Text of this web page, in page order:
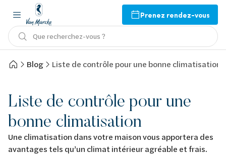
Prenez rendez-vous
Que recherchez-vous ?
Blog Liste de contrôle pour une bonne climatisation
Liste de contrôle pour une
bonne climatisation
Une climatisation dans votre maison vous apportera des
avantages tels qu’un climat intérieur agréable et frais.